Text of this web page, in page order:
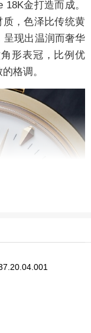
金打造而成。
质，色泽比传统黄
呈现出温润而奢华
形表冠，比例优
格调。
艺制成。这种古
制，才能呈现出
“Seamaster”标
细节之处尽显匠